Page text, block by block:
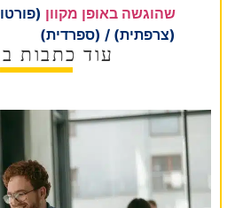
שהוגשה באופן מקוון
(צרפתית) / (ספרדית)
עוד כתבות